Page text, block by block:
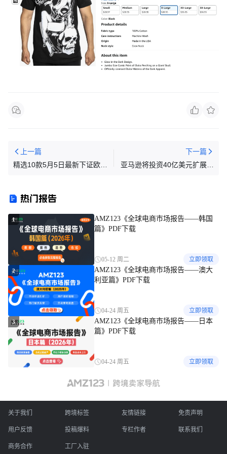
上一篇
精选10款5月5日最新下证欧盟
下一篇
亚马逊将投资40亿美元扩展美
热门报告
1
AMZ123《全球电商市场报告——韩国
篇》PDF下载
05-12 周二 立即领取
2
AMZ123《全球电商市场报告——澳大
利亚篇》PDF下载
04-24 周五 立即领取
3
AMZ123《全球电商市场报告——日本
篇》PDF下载
04-24 周五 立即领取
关于我们 跨境标签 友情链接 免责声明
用户反馈 投稿爆料 专栏作者 联系我们
商务合作 工厂入驻